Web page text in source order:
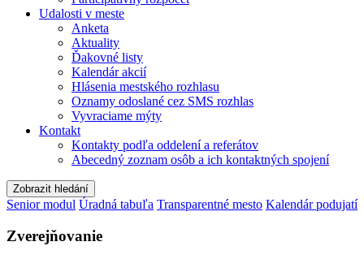
Udalosti v meste
Anketa
Aktuality
Ďakovné listy
Kalendár akcií
Hlásenia mestského rozhlasu
Oznamy odoslané cez SMS rozhlas
Vyvraciame mýty
Kontakt
Kontakty podľa oddelení a referátov
Abecedný zoznam osôb a ich kontaktných spojení
Zobrazit hledání
Senior modul Úradná tabuľa Transparentné mesto Kalendár podujatí
Zverejňovanie